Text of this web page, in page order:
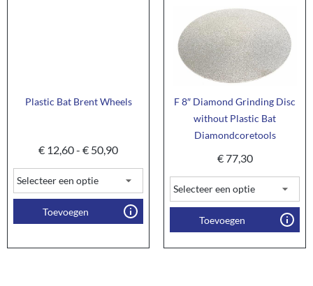
Plastic Bat Brent Wheels
€ 12,60- € 50,90
Toevoegen
F 8″ Diamond Grinding Disc
without Plastic Bat
Diamondcoretools
€77,30
Toevoegen